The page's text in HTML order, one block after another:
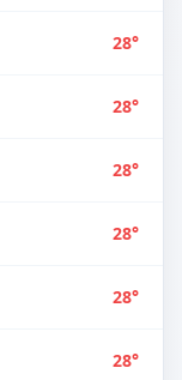
28°
28°
28°
28°
28°
28°